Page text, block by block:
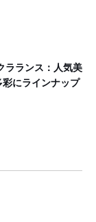
ラランス：人気美
にラインナップ